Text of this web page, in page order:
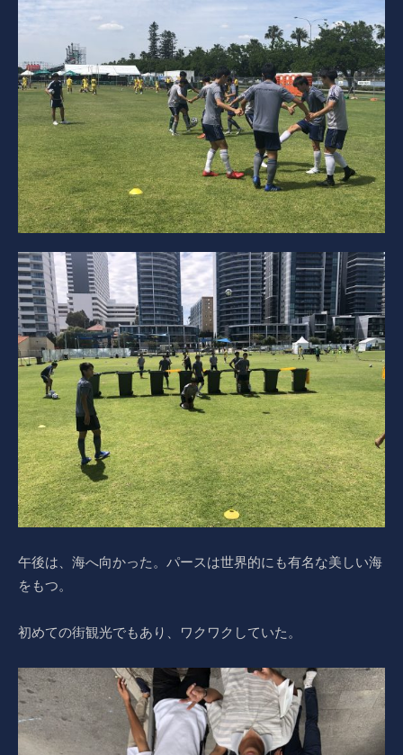
午後は、海へ向かった。パースは世界的にも有名な美しい海
をもつ。
初めての街観光でもあり、ワクワクしていた。